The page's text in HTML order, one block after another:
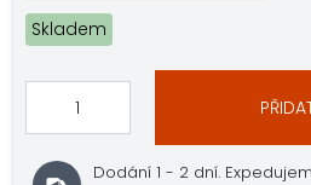
Skladem
Dodání 1 - 2 dní.